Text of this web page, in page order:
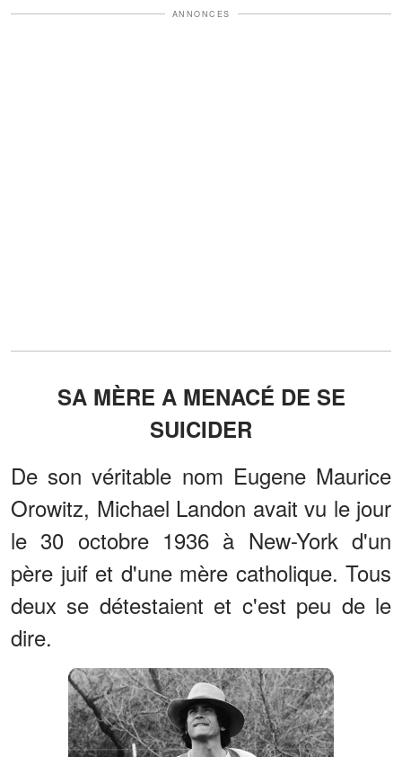
ANNONCES
SA MÈRE A MENACÉ DE SE
SUICIDER
De son véritable nom Eugene Maurice
Orowitz, Michael Landon avait vu le jour
le 30 octobre 1936 à New-York d'un
père juif et d'une mère catholique. Tous
deux se détestaient et c'est peu de le
dire.